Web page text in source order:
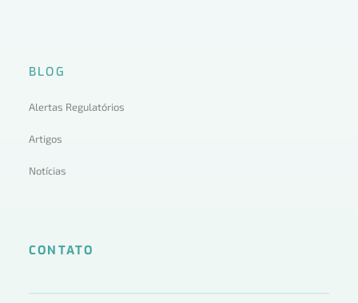
BLOG
Alertas Regulatórios
Artigos
Notícias
CONTATO